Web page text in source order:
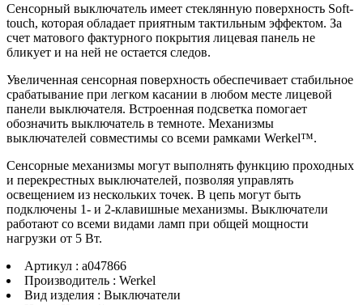
Сенсорный выключатель имеет стеклянную поверхность Soft-
touch, которая обладает приятным тактильным эффектом. За
счет матового фактурного покрытия лицевая панель не
бликует и на ней не остается следов.
Увеличенная сенсорная поверхность обеспечивает стабильное
срабатывание при легком касании в любом месте лицевой
панели выключателя. Встроенная подсветка помогает
обозначить выключатель в темноте. Механизмы
выключателей совместимы со всеми рамками Werkel™.
Сенсорные механизмы могут выполнять функцию проходных
и перекрестных выключателей, позволяя управлять
освещением из нескольких точек. В цепь могут быть
подключены 1- и 2-клавишные механизмы. Выключатели
работают со всеми видами ламп при общей мощности
нагрузки от 5 Вт.
Артикул : a047866
Производитель : Werkel
Вид изделия : Выключатели